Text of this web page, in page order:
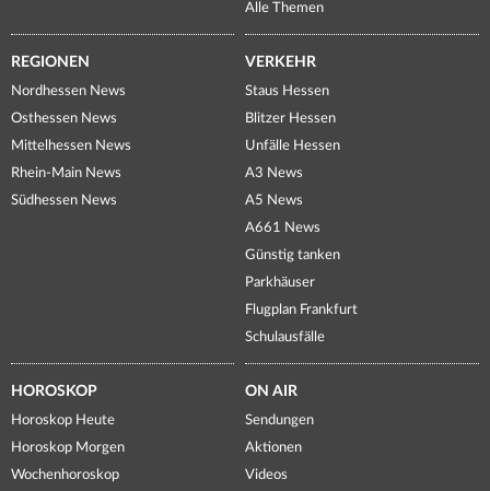
Alle Themen
REGIONEN
Nordhessen News
Osthessen News
Mittelhessen News
Rhein-Main News
Südhessen News
VERKEHR
Staus Hessen
Blitzer Hessen
Unfälle Hessen
A3 News
A5 News
A661 News
Günstig tanken
Parkhäuser
Flugplan Frankfurt
Schulausfälle
HOROSKOP
Horoskop Heute
Horoskop Morgen
Wochenhoroskop
ON AIR
Sendungen
Aktionen
Videos